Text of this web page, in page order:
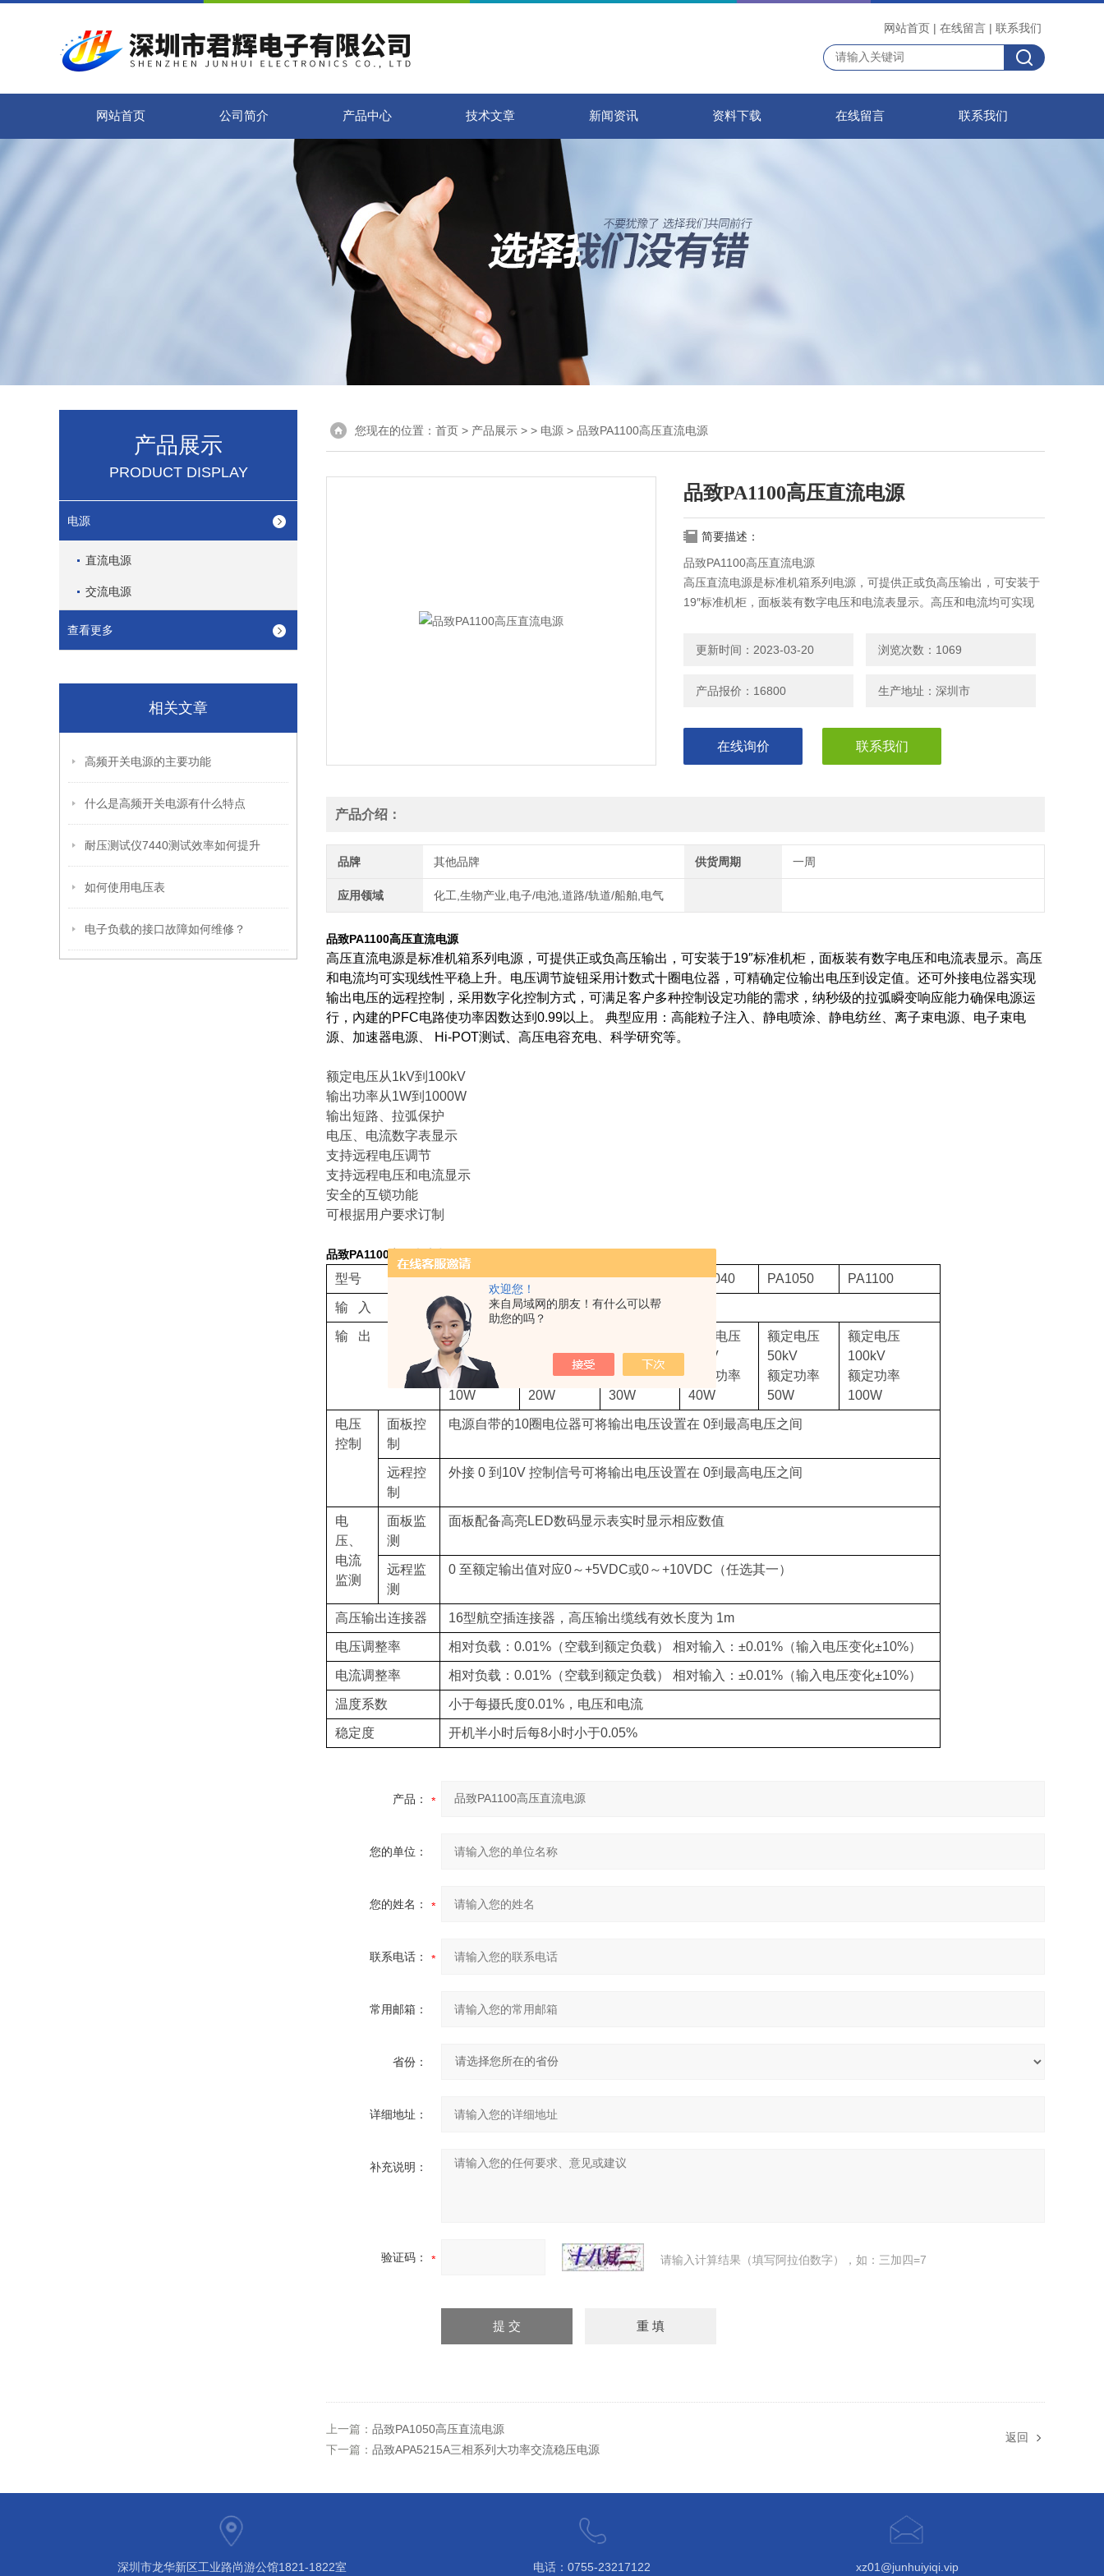
欢迎您！
来自局域网的朋友！有什么可以帮
助您的吗？
网站首页 | 在线留言 | 联系我们
网站首页 公司简介 产品中心 技术文章 新闻资讯 资料下载 在线留言 联系我们
产品展示
PRODUCT DISPLAY
电源
直流电源
交流电源
查看更多
相关文章
高频开关电源的主要功能
什么是高频开关电源有什么特点
耐压测试仪7440测试效率如何提升
如何使用电压表
电子负载的接口故障如何维修？
您现在的位置： 首页 > 产品展示 > > 电源 > 品致PA1100高压直流电源
品致PA1100高压直流电源
简要描述：
品致PA1100高压直流电源
高压直流电源是标准机箱系列电源，可提供正或负高压输出，可安装于
19″标准机柜，面板装有数字电压和电流表显示。高压和电流均可实现
电压到设定值。还可外接电位器实现输出电压的远程控制，采用数字化
更新时间：2023-03-20 浏览次数：1069
产品报价：16800 生产地址：深圳市
在线询价 联系我们
产品介绍：
品牌 其他品牌 供货周期 一周
应用领域 化工,生物产业,电子/电池,道路/轨道/船舶,电气
品致PA1100高压直流电源
高压直流电源是标准机箱系列电源，可提供正或负高压输出，可安装于19″标准机柜，面板装有数字电压和电流表显示。高压
和电流均可实现线性平稳上升。电压调节旋钮采用计数式十圈电位器，可精确定位输出电压到设定值。还可外接电位器实现
输出电压的远程控制，采用数字化控制方式，可满足客户多种控制设定功能的需求，纳秒级的拉弧瞬变响应能力确保电源运
行，內建的PFC电路使功率因数达到0.99以上。 典型应用：高能粒子注入、静电喷涂、静电纺丝、离子束电源、电子束电
源、加速器电源、 Hi-POT测试、高压电容充电、科学研究等。
额定电压从1kV到100kV
输出功率从1W到1000W
输出短路、拉弧保护
电压、电流数字表显示
支持远程电压调节
支持远程电压和电流显示
安全的互锁功能
可根据用户要求订制
品致PA1100高压直流电源
型号 PA1010 PA1020 PA1030 PA1040 PA1050 PA1100
输 入 AC 220V±10% 50/60Hz
输 出
额定电压
10kV
额定功率
10W
20kV
额定功率
20W
30kV
额定功率
30W
额定电压
40kV
额定功率
40W
额定电压
50kV
额定功率
50W
额定电压
100kV
额定功率
100W
电压
控制
面板控
制
电源自带的10圈电位器可将输出电压设置在 0到最高电压之间
远程控
制
外接 0 到10V 控制信号可将输出电压设置在 0到最高电压之间
电
压、
电流
监测
面板监
测
面板配备高亮LED数码显示表实时显示相应数值
远程监
测
0 至额定输出值对应0～+5VDC或0～+10VDC（任选其一）
高压输出连接器 16型航空插连接器，高压输出缆线有效长度为 1m
电压调整率 相对负载：0.01%（空载到额定负载） 相对输入：±0.01%（输入电压变化±10%）
电流调整率 相对负载：0.01%（空载到额定负载） 相对输入：±0.01%（输入电压变化±10%）
温度系数 小于每摄氏度0.01%，电压和电流
稳定度 开机半小时后每8小时小于0.05%
产品：
您的单位：
您的姓名：
联系电话：
常用邮箱：
省份：
详细地址：
补充说明：
验证码： 请输入计算结果（填写阿拉伯数字），如：三加四=7
上一篇： 品致PA1050高压直流电源
下一篇： 品致APA5215A三相系列大功率交流稳压电源
返回
深圳市龙华新区工业路尚游公馆1821-1822室 电话：0755-23217122 xz01@junhuiyiqi.vip